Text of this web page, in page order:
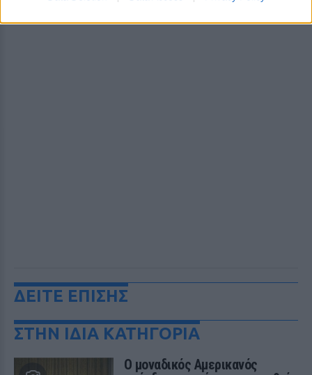
ΔΕΙΤΕ ΕΠΙΣΗΣ
ΣΤΗΝ ΙΔΙΑ ΚΑΤΗΓΟΡΙΑ
Ο μοναδικός Αμερικανός